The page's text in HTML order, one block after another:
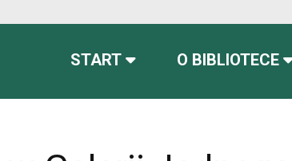
START O BIBLIOTECE